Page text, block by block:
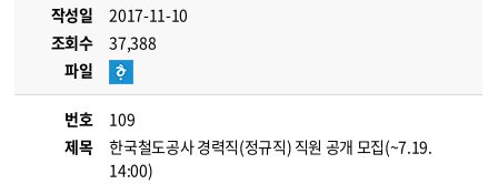
작성일
2017-11-10
조회수
37,388
파일
번호
109
제목
한국철도공사 경력직(정규직) 직원 공개 모집(~7.19.
14:00)